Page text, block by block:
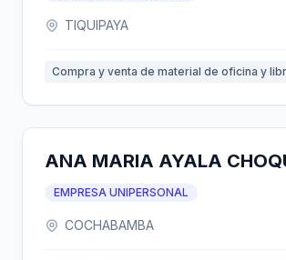
TIQUIPAYA
Compra y venta de material de oficina y
ANA MARIA AYALA
EMPRESA UNIPERSONAL
COCHABAMBA